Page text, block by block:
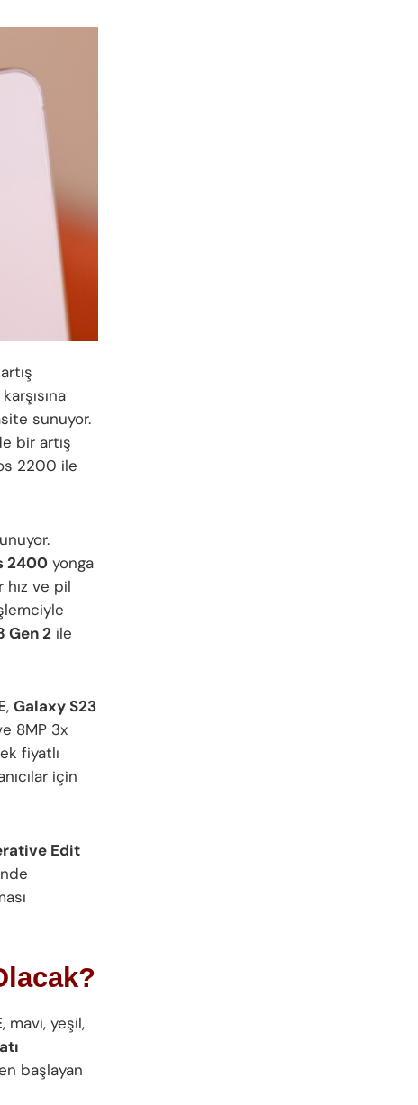
sunuyor.
bir artış
2200 ile
2400 yonga
ve pil
Gen 2 ile
, Galaxy S23
8MP 3x
fiyatlı
için
Edit
, mavi, yeşil,
başlayan